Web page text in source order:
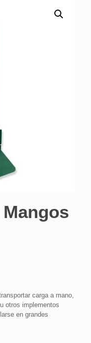
carga a mano,
otros implementos
en grandes